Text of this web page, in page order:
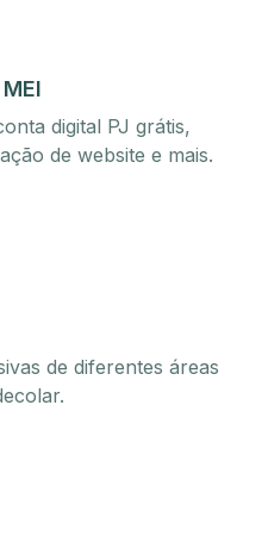
digital PJ grátis,
de website e mais.
de diferentes áreas